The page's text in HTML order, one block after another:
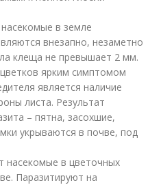
в земле
внезапно, незаметно
клеща не превышает 2 мм.
ярким симптомом
является наличие
листа. Результат
– пятна, засохшие,
укрываются в почве, под
насекомые в цветочных
Паразитируют на